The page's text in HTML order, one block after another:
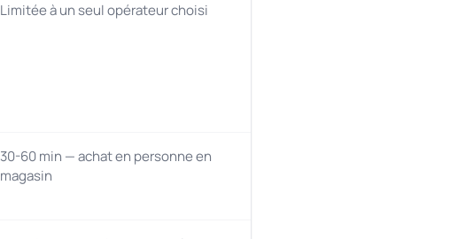
Limitée à un seul opérateur choisi
30-60 min — achat en personne en
magasin